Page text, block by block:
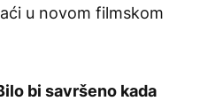
u novom filmskom
bi savršeno kada